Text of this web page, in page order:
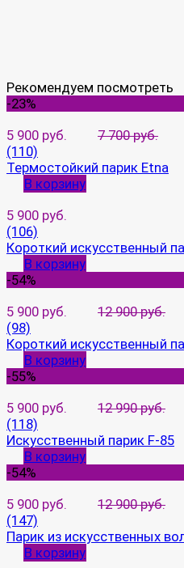
Рекомендуем посмотреть
-23%
5 900 руб.
7 700 руб.
(110)
Термостойкий парик Etna
В корзину
5 900 руб.
(106)
Короткий искусственный
В корзину
-54%
5 900 руб.
12 900 руб.
(98)
Короткий искусственный
В корзину
-55%
5 900 руб.
12 990 руб.
(118)
Искусственный парик F-85
В корзину
-54%
5 900 руб.
12 900 руб.
(147)
Парик из искусственных
В корзину